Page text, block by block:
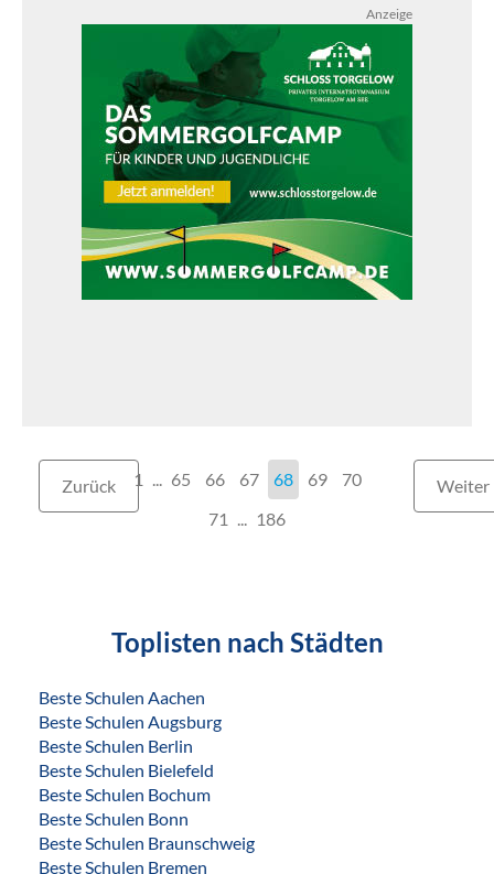
Anzeige
Zurück 1 ... 65 66 67 68 69
70
71
186
Weiter
Toplisten nach Städten
Beste Schulen Aachen
Beste Schulen Augsburg
Beste Schulen Berlin
Beste Schulen Bielefeld
Beste Schulen Bochum
Beste Schulen Bonn
Beste Schulen Braunschweig
Beste Schulen Bremen